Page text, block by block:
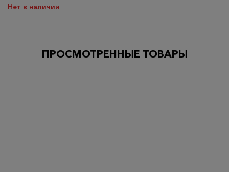
Нет в наличии
ПРОСМОТРЕННЫЕ ТОВАРЫ